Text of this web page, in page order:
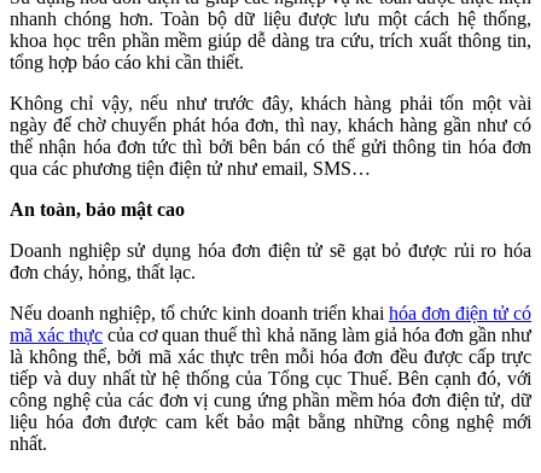
nhanh chóng hơn. Toàn bộ dữ liệu được lưu một cách hệ thống,
khoa học trên phần mềm giúp dễ dàng tra cứu, trích xuất thông tin,
tổng hợp báo cáo khi cần thiết.
Không chỉ vậy, nếu như trước đây, khách hàng phải tốn một vài
ngày để chờ chuyển phát hóa đơn, thì nay, khách hàng gần như có
thể nhận hóa đơn tức thì bởi bên bán có thể gửi thông tin hóa đơn
qua các phương tiện điện tử như email, SMS…
An toàn, bảo mật cao
Doanh nghiệp sử dụng hóa đơn điện tử sẽ gạt bỏ được rủi ro hóa
đơn cháy, hỏng, thất lạc.
Nếu doanh nghiệp, tổ chức kinh doanh triển khai hóa đơn điện tử có
mã xác thực của cơ quan thuế thì khả năng làm giả hóa đơn gần như
là không thể, bởi mã xác thực trên mỗi hóa đơn đều được cấp trực
tiếp và duy nhất từ hệ thống của Tổng cục Thuế. Bên cạnh đó, với
công nghệ của các đơn vị cung ứng phần mềm hóa đơn điện tử, dữ
liệu hóa đơn được cam kết bảo mật bằng những công nghệ mới
nhất.